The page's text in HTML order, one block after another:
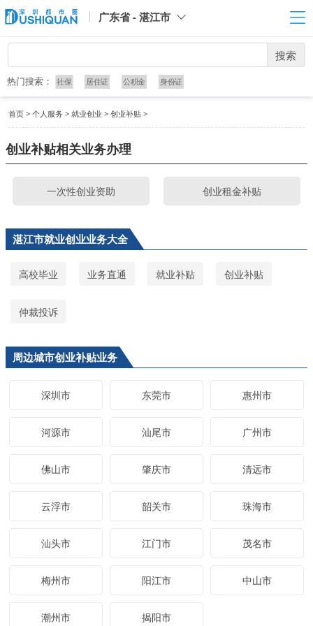
广东省 - 湛江市
搜索
热门搜索： 社保 居住证 公积金 身份证
首页 > 个人服务 > 就业创业 > 创业补贴 >
创业补贴相关业务办理
一次性创业资助 创业租金补贴
湛江市就业创业业务大全
高校毕业 业务直通 就业补贴 创业补贴
仲裁投诉
周边城市创业补贴业务
深圳市 东莞市 惠州市
河源市 汕尾市 广州市
佛山市 肇庆市 清远市
云浮市 韶关市 珠海市
汕头市 江门市 茂名市
梅州市 阳江市 中山市
潮州市 揭阳市